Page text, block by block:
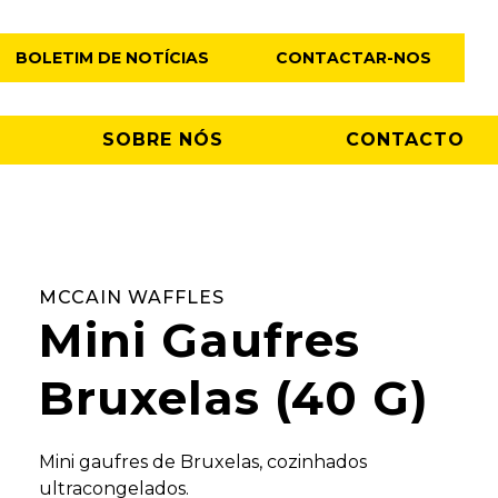
BOLETIM DE NOTÍCIAS CONTACTAR-NOS
SOBRE NÓS CONTACTO
MCCAIN WAFFLES
Mini Gaufres
Bruxelas (40 G)
Mini gaufres de Bruxelas, cozinhados
ultracongelados.